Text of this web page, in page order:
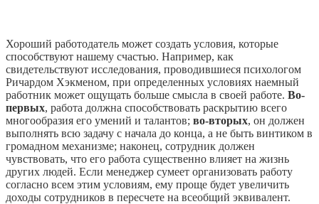
Хороший работодатель может создать условия, которые
способствуют нашему счастью. Например, как
свидетельствуют исследования, проводившиеся психологом
Ричардом Хэкменом, при определенных условиях наемный
работник может ощущать больше смысла в своей работе. Во-
первых, работа должна способствовать раскрытию всего
многообразия его умений и талантов; во-вторых, он должен
выполнять всю задачу с начала до конца, а не быть винтиком в
громадном механизме; наконец, сотрудник должен
чувствовать, что его работа существенно влияет на жизнь
других людей. Если менеджер сумеет организовать работу
согласно всем этим условиям, ему проще будет увеличить
доходы сотрудников в пересчете на всеобщий эквивалент.